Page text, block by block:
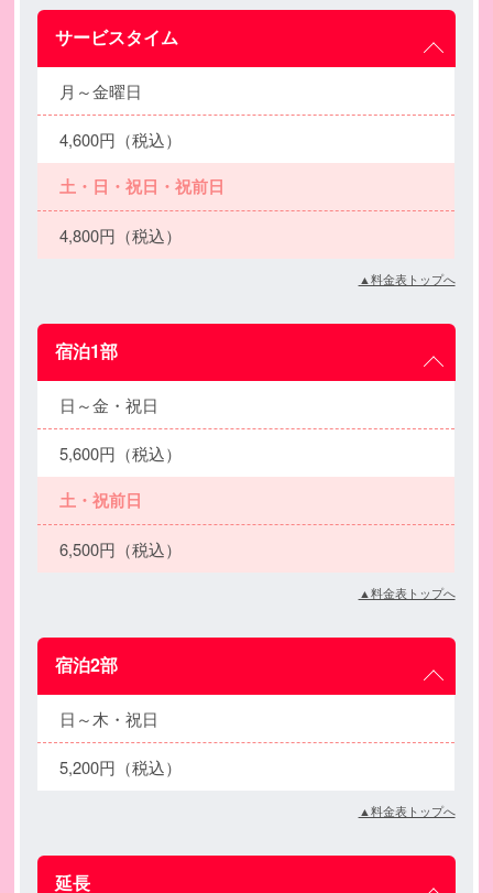
サービスタイム
月～金曜日
4,600円（税込）
土・日・祝日・祝前日
4,800円（税込）
▲料金表トップへ
宿泊1部
日～金・祝日
5,600円（税込）
土・祝前日
6,500円（税込）
▲料金表トップへ
宿泊2部
日～木・祝日
5,200円（税込）
▲料金表トップへ
延長